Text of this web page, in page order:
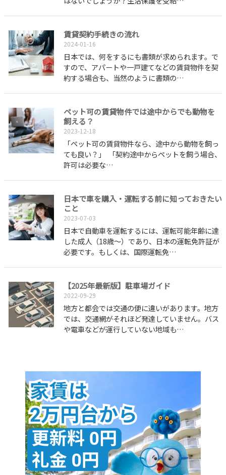
賃貸契約手続きの流れ
2024-01-16
日本では、何をするにも書類が求められます。で
すので、アパートや一戸建てなどの賃貸物件を契
約する場合も、当然のように書類の…
ペット可の賃貸物件では途中からでも動物を
飼える？
2023-12-18
「ペット可の賃貸物件なら、途中から動物を飼っ
ても良い？」 「契約途中からペットを飼う場合、
許可は必要な…
日本で車を購入・運転する前に知っておきたい
こと
2023-07-03
日本で自動車を運転するには、運転可能年齢に達
した成人（18歳～）であり、日本の運転免許証が
必要です。もしくは、国際運転免…
【2025年最新版】駐車場ガイド
2022-09-29
地方と都会では交通の便に違いがあります。地方
では、交通網がそれほど発達していません。バス
や電車などが運行していない地域も…